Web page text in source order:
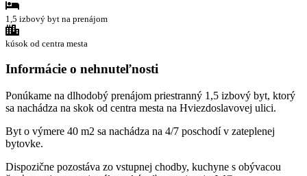
1,5 izbový byt na prenájom
kúsok od centra mesta
Informácie o nehnuteľnosti
Ponúkame na dlhodobý prenájom priestranný 1,5 izbový byt, ktorý
sa nachádza na skok od centra mesta na Hviezdoslavovej ulici.
Byt o výmere 40 m2 sa nachádza na 4/7 poschodí v zateplenej
bytovke.
Dispozične pozostáva zo vstupnej chodby, kuchyne s obývacou